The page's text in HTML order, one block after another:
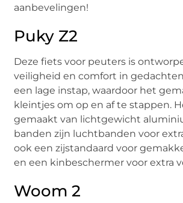
aanbevelingen!
Puky Z2
Deze fiets voor peuters is
veiligheid en comfort in
een lage instap, waardoor het
kleintjes om op en af te stappen.
gemaakt van lichtgewicht
banden zijn luchtbanden voor
ook een zijstandaard voor
en een kinbeschermer voor extra
Woom 2